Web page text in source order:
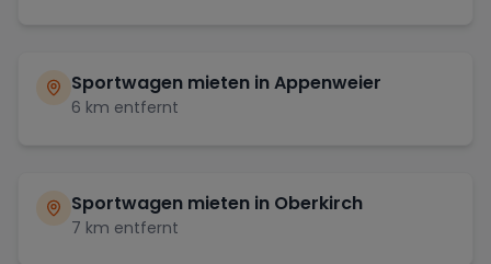
Sportwagen mieten inAppenweier
6 km entfernt
Sportwagen mieten in Oberkirch
7 km entfernt